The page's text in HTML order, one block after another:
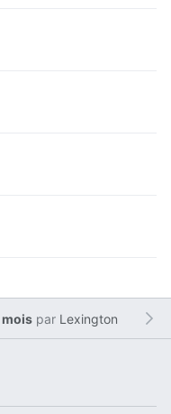
moispar Lexington